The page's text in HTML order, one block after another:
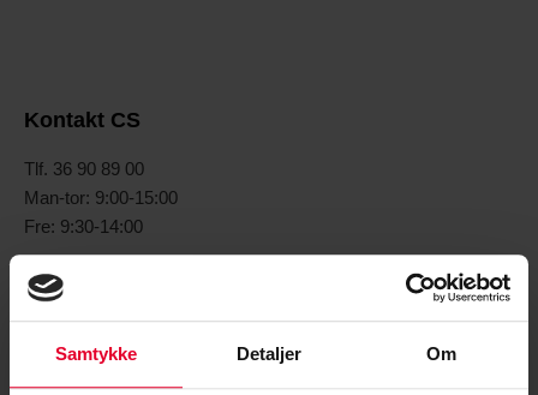
Samtykke Detaljer Om
Kontakt CS
Tlf. 36 90 89 00
Man-tor: 9:00-15:00
Fre: 9:30-14:00
Mail:
Find os